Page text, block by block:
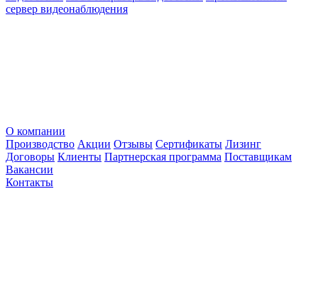
сервер видеонаблюдения
О компании
Производство Акции Отзывы Сертификаты Лизинг
Договоры Клиенты Партнерская программа Поставщикам
Вакансии
Контакты